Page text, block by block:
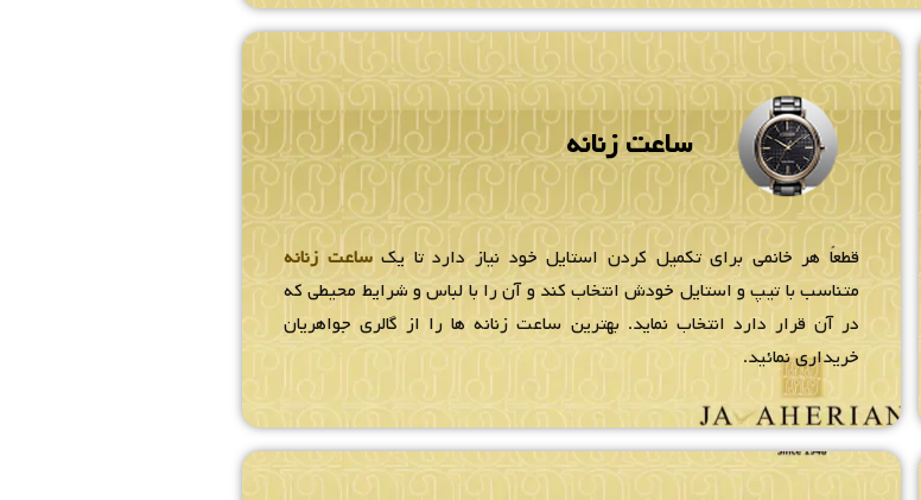
ساعت زنانه
قطعاً هر خانمی برای تکمیل کردن استایل خود نیاز دارد تا یکساعت زنانه
متناسب با تیپ و استایل خودش انتخاب کند و آن را با لباس و شرایط محیطی که
در آن قرار دارد انتخاب نماید. بهترین ساعت زنانه ها را از گالری جواهریان
خریداری نمائید.